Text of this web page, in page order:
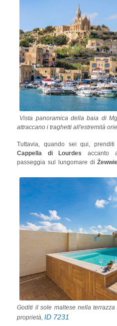
Vista panoramica della baia di
attraccano i traghetti all'estremità
Tuttavia, quando sei qui,
Cappella di Lourdes
accanto
passeggia sul lungomare di
unica vita portuale. Se sei alla
distanza dal porto, oggiorna in
Gozo
Goditi il sole maltese nella
proprietà,ID 7231